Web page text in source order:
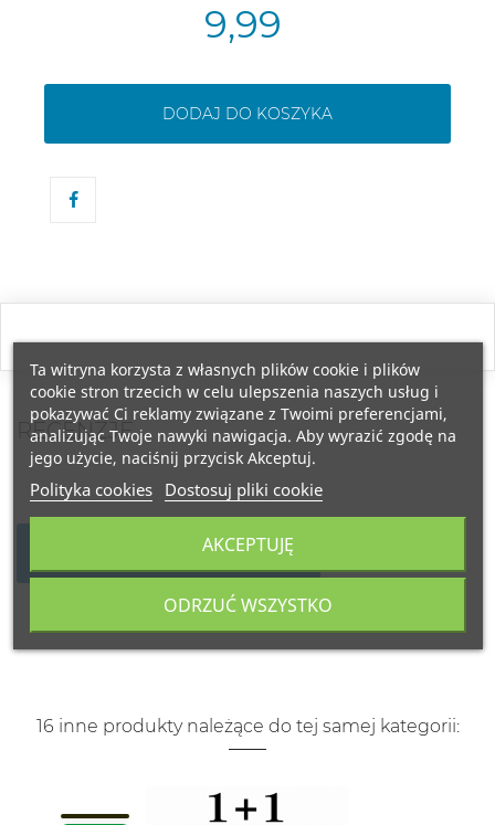
9,99
DODAJ DO KOSZYKA
RECENZJE
NAPISZ SWOJĄ RECENZJĘ
16 inne produkty należące do tej samej kategorii:
Ta witryna korzysta z własnych plików cookie i plików
cookie stron trzecich w celu ulepszenia naszych usług i
pokazywać Ci reklamy związane z Twoimi preferencjami,
analizując Twoje nawyki nawigacja. Aby wyrazić zgodę na
jego użycie, naciśnij przycisk Akceptuj.
Polityka cookies Dostosuj pliki cookie
ODRZUĆ WSZYSTKO
AKCEPTUJĘ